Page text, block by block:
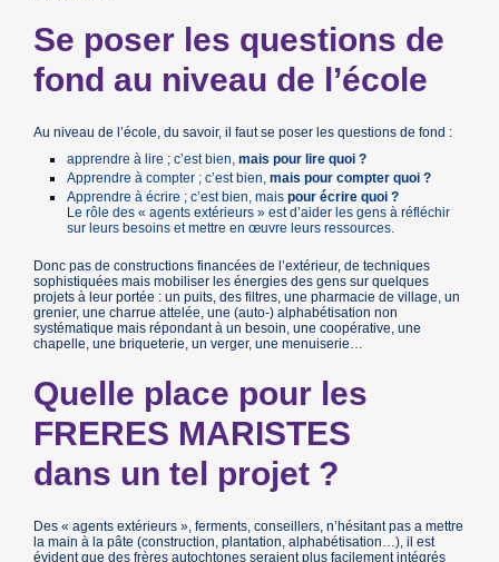
Se poser les questions de
fond au niveau de l’école
Au niveau de l’école, du savoir, il faut se poser les questions de fond :
apprendre à lire ; c’est bien,mais pour lire quoi ?
Apprendre à compter ; c’est bien,mais pour compter quoi ?
Apprendre à écrire ; c’est bien, mais pour écrire quoi ?
Le rôle des « agents extérieurs » est d’aider les gens à réfléchir
sur leurs besoins et mettre en œuvre leurs ressources.
Donc pas de constructions financées de l’extérieur, de techniques
sophistiquées mais mobiliser les énergies des gens sur quelques
projets à leur portée : un puits, des filtres, une pharmacie de village, un
grenier, une charrue attelée, une (auto-) alphabétisation non
systématique mais répondant à un besoin, une coopérative, une
chapelle, une briqueterie, un verger, une menuiserie…
Quelle place pour les
FRERES MARISTES
dans un tel projet ?
Des « agents extérieurs », ferments, conseillers, n’hésitant pas a mettre
la main à la pâte (construction, plantation, alphabétisation…), il est
évident que des frères autochtones seraient plus facilement intégrés